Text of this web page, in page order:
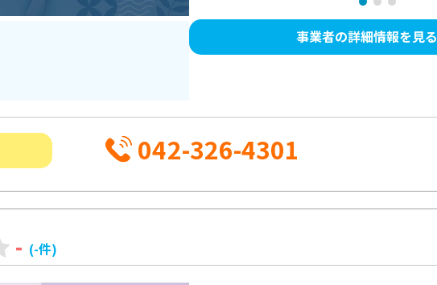
事業者の詳細情報を見る
042-326-4301
- (-件)